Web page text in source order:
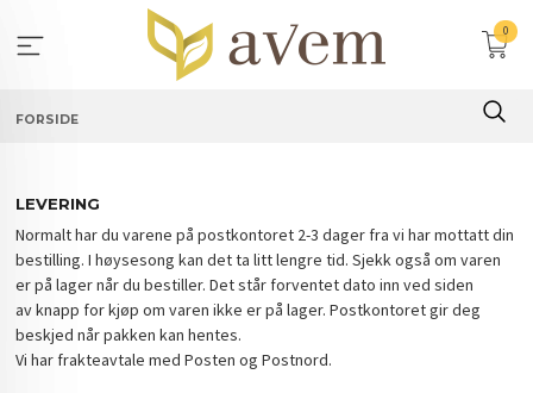
innholdet
0
FORSIDE
LEVERING
Normalt har du varene på postkontoret 2-3 dager fra vi har mottatt din
bestilling. I høysesong kan det ta litt lengre tid. Sjekk også om varen
er på lager når du bestiller. Det står forventet dato inn ved siden
av knapp for kjøp om varen ikke er på lager. Postkontoret gir deg
beskjed når pakken kan hentes.
Vi har frakteavtale med Posten og Postnord.